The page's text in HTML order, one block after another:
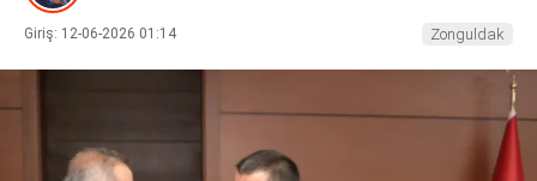
DIĞER
Giriş: 12-06-2026 01:14 Zonguldak